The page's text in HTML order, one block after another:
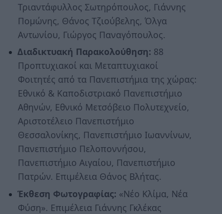
Τριαντάφυλλος Σωτηρόπουλος, Γιάννης
Πομώνης, Θάνος Τζιούβελης, Όλγα
Αντωνίου, Γιώργος Παναγόπουλος.
Διαδικτυακή Παρακολούθηση: 88
Προπτυχιακοί και Μεταπτυχιακοί
Φοιτητές από τα Πανεπιστήμια της χώρας:
Εθνικό & Καποδιστριακό Πανεπιστήμιο
Αθηνών, Εθνικό Μετσόβειο Πολυτεχνείο,
Αριστοτέλειο Πανεπιστήμιο
Θεσσαλονίκης, Πανεπιστήμιο Ιωαννίνων,
Πανεπιστήμιο Πελοποννήσου,
Πανεπιστήμιο Αιγαίου, Πανεπιστήμιο
Πατρών. Επιμέλεια Θάνος Βλήτας.
Έκθεση Φωτογραφίας: «Nέο Κλίμα, Νέα
Φύση». Επιμέλεια Γιάννης Γκλέκας